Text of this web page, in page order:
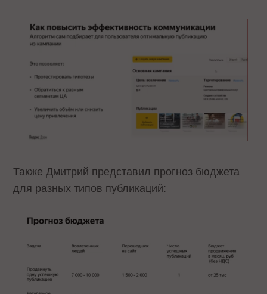
Также Дмитрий представил прогноз бюджета
для разных типов публикаций: